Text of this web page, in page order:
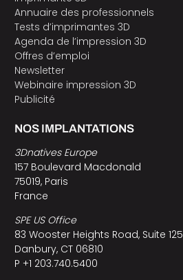
Annuaire des professionnels
Tests d’imprimantes 3D
Agenda de l’impression 3D
Offres d’emploi
Newsletter
Webinaire impression 3D
Publicité
NOS IMPLANTATIONS
3Dnatives Europe
157 Boulevard Macdonald
75019, Paris
France
SPE US Office
83 Wooster Heights Road, Suite 125
Danbury, CT 06810
P +1 203.740.5400